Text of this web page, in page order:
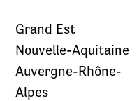
Grand Est
Nouvelle-Aquitaine
Auvergne-Rhône-
Alpes